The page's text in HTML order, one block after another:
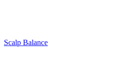
Scalp Balance